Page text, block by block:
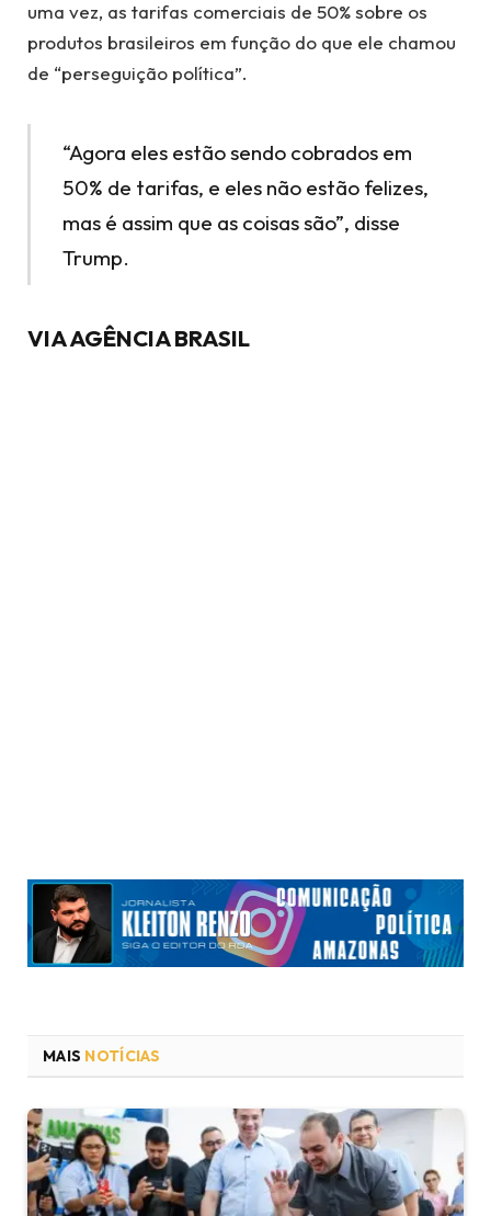
uma vez, as tarifas comerciais de 50% sobre os
produtos brasileiros em função do que ele chamou
de “perseguição política”.
“Agora eles estão sendo cobrados em
50% de tarifas, e eles não estão felizes,
mas é assim que as coisas são”, disse
Trump.
VIA AGÊNCIA BRASIL
MAIS NOTÍCIAS